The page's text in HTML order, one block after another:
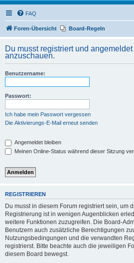
FAQ
Foren-Übersicht Board-Regeln
Du musst registriert und
anzuschauen.
Benutzername:
Passwort:
Ich habe mein Passwort vergessen
Die Aktivierungs-E-Mail erneut senden
Angemeldet bleiben
Meinen Online-Status während dieser Sitzung
REGISTRIEREN
Du musst in diesem Forum registriert sein, um
Registrierung ist in wenigen Augenblicken
weitere Funktionen zuzugreifen. Die Board-
Benutzern auch zusätzliche Berechtigungen
Nutzungsbedingungen und die verwandten
registrierst. Bitte beachte auch die jeweiligen
diesem Board bewegst.